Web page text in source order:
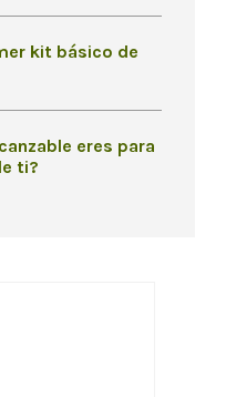
kit básico de
eres para
ti?